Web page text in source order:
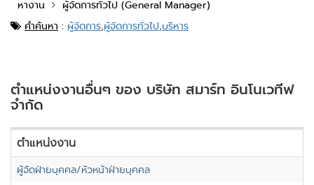
หางาน
ผู้จัดการทั่วไป (General Manager)
คำค้นหา : ผู้จัดการ,ผู้จัดการทั่วไป,บริหาร
ตำแหน่งงานอื่นๆ ของ บริษัท สมาร์ท อินโนเวทีฟ
จำกัด
ตำแหน่งงาน
ผู้จัดฝ่ายบุคคล/หัวหน้าฝ่ายบุคคล